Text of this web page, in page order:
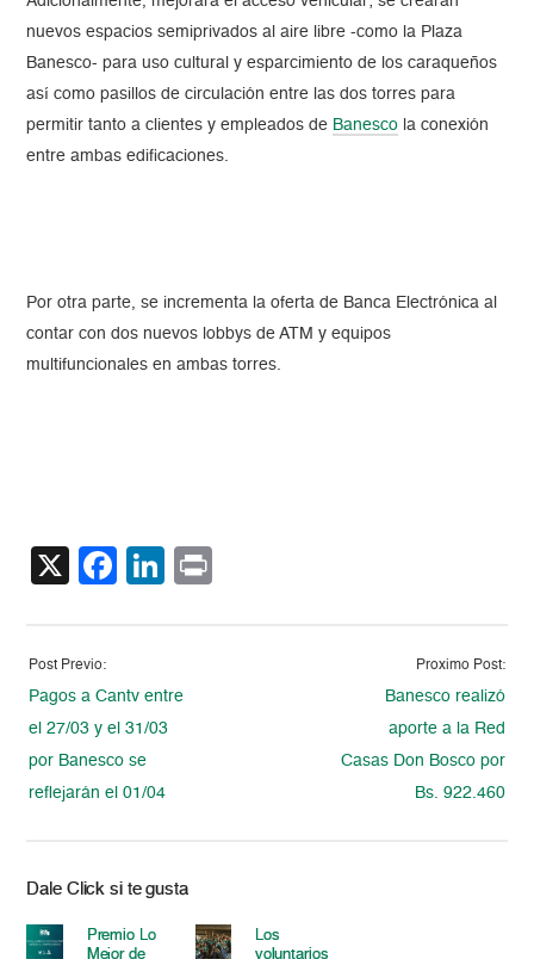
nuevos espacios semiprivados al aire libre -como la Plaza
Banesco- para uso cultural y esparcimiento de los caraqueños
así como pasillos de circulación entre las dos torres para
permitir tanto a clientes y empleados de Banesco la conexión
entre ambas edificaciones.
Por otra parte, se incrementa la oferta de Banca Electrónica al
contar con dos nuevos lobbys de ATM y equipos
multifuncionales en ambas torres.
X Facebook
LinkedIn
Post Previo:
Pagos a Cantv entre
el 27/03 y el 31/03
por Banesco se
reflejarán el 01/04
Proximo Post:
Banesco realizó
aporte a la Red
Casas Don Bosco por
Bs. 922.460
Dale Click si te gusta
Premio Lo
Mejor de
Los
voluntarios